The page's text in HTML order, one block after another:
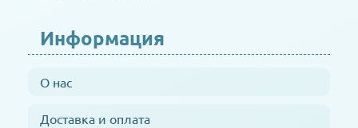
Информация
О нас
Доставка и оплата